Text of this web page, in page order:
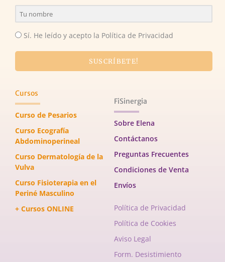
Sí. He leído y acepto la Política de Privacidad
SUSCRÍBETE!
Cursos
Curso de Pesarios
Curso Ecografía
Abdominoperineal
Curso Dermatología de la
Vulva
Curso Fisioterapia en el
Periné Masculino
+ Cursos ONLINE
FiSinergia
Sobre Elena
Contáctanos
Preguntas Frecuentes
Condiciones de Venta
Envíos
Política de Privacidad
Política de Cookies
Aviso Legal
Form. Desistimiento